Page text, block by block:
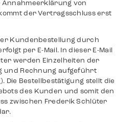
von
der Vertragsschluss erst
Kundenbestellung durch
per E-Mail. In dieser E-Mail
werden Einzelheiten der
und Rechnung aufgeführt
Die Bestellbestätigung stellt die
des Kunden und somit den
zwischen Frederik Schlüter